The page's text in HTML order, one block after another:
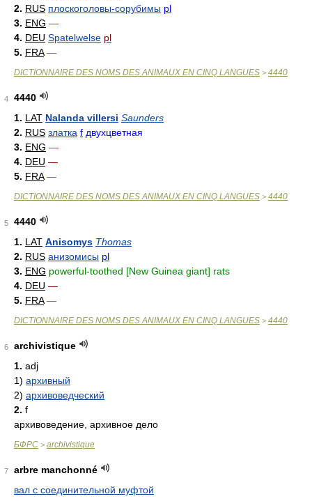
2. RUS плоскоголовы-сорубимы pl
3. ENG —
4. DEU Spatelwelse pl
5. FRA —
DICTIONNAIRE DES NOMS DES ANIMAUX EN CINQ LANGUES > 4440
4
4440
1. LAT Nalanda villersi Saunders
2. RUS златка f двухцветная
3. ENG —
4. DEU —
5. FRA —
DICTIONNAIRE DES NOMS DES ANIMAUX EN CINQ LANGUES > 4440
5
4440
1. LAT Anisomys Thomas
2. RUS анизомисы pl
3. ENG powerful-toothed [New Guinea giant] rats
4. DEU —
5. FRA —
DICTIONNAIRE DES NOMS DES ANIMAUX EN CINQ LANGUES > 4440
6
archivistique
1. adj
1) архивный
2) архивоведческий
2. f
архивоведение, архивное дело
БФРС > archivistique
7
arbre manchonné
вал с соединительной муфтой